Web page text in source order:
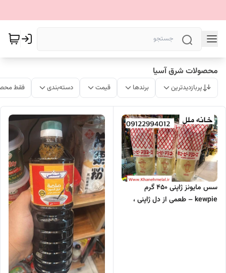
محصولات شرق آسیا
پربازدیدترین برندها قیمت دسته‌بندی فقط
سس مایونز ژاپنی 450 گرم
kewpie – طعمی از دل ژاپنی ،